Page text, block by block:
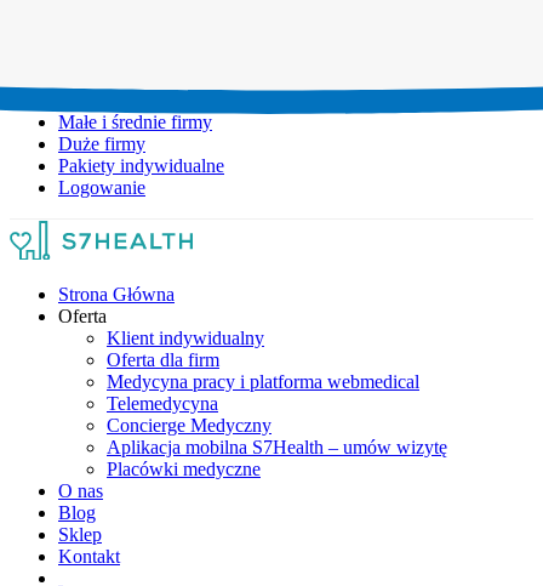
Małe i średnie firmy
Duże firmy
Pakiety indywidualne
Logowanie
Strona Główna
Oferta
Klient indywidualny
Oferta dla firm
Medycyna pracy i platforma webmedical
Telemedycyna
Concierge Medyczny
Aplikacja mobilna S7Health – umów wizytę
Placówki medyczne
O nas
Blog
Sklep
Kontakt